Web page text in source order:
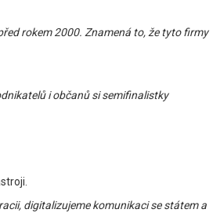
rokem 2000. Znamená to, že tyto firmy
i občanů si semifinalistky
digitalizujeme komunikaci se státem a